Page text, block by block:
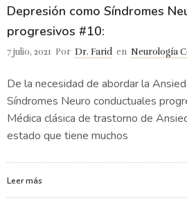
Depresión como Síndromes
progresivos #10:
7 julio, 2021 Por Dr. Farid en Neurología
De la necesidad de abordar la
Síndromes Neuro conductuales
Médica clásica de trastorno de
estado que tiene muchos
Leer más